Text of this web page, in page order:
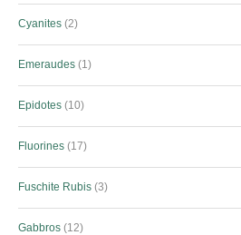
Cyanites 2
Emeraudes 1
Epidotes 10
Fluorines 17
Fuschite Rubis 3
Gabbros 12